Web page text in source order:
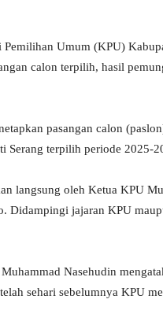
Umum (KPU)
calon terpilih, hasil
pasangan calon
Serang terpilih periode 2025-
langsung oleh Ketua KPU
Didampingi jajaran KPU
Nasehudin
sehari sebelumnya KPU